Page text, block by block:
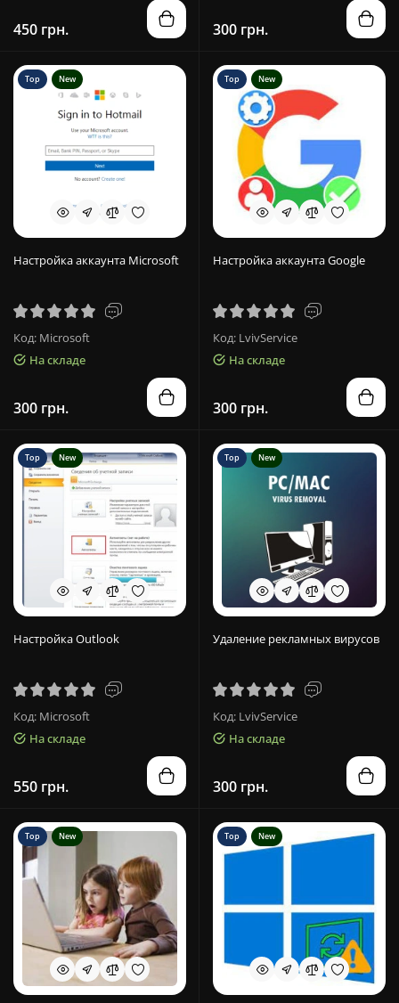
450 грн. 300 грн.
Top New
Настройка аккаунта Microsoft
Код: Microsoft
На складе
300 грн.
Top New
Настройка аккаунта Google
Код: LvivService
На складе
300 грн.
Top New
Настройка Outlook
Код: Microsoft
На складе
550 грн.
Top New
Удаление рекламных вирусов
Код: LvivService
На складе
300 грн.
Top New Top New